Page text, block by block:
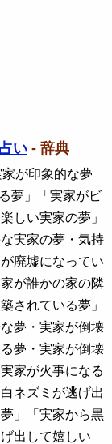
い - 辞典
が印象的な夢
夢」「実家がビ
しい実家の夢」
実家の夢・気持
廃墟になってい
が誰かの家の隣
されている夢」
夢・実家が倒壊
夢・実家が倒壊
家が火事になる
ネズミが逃げ出
」「実家から黒
出して嬉しい